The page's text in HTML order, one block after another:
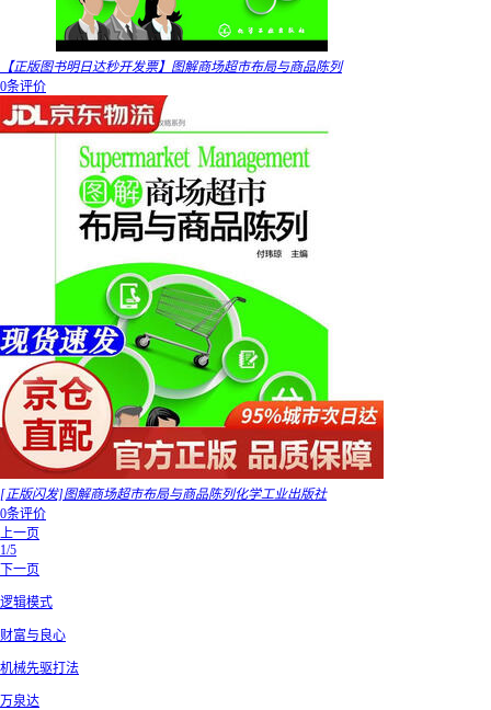
【正版图书明日达秒开发票】图解商场超市布局与商品陈列
0条评价
[正版闪发]图解商场超市布局与商品陈列化学工业出版社
0条评价
上一页
1/5
下一页
逻辑模式
财富与良心
机械先驱打法
万泉达